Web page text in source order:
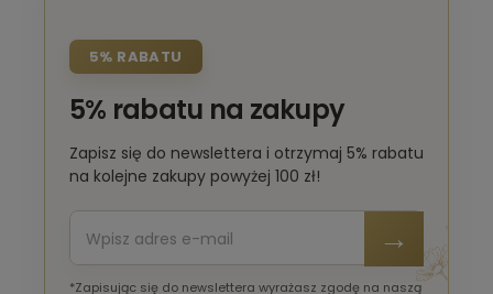
5% RABATU
5% rabatu na zakupy
Zapisz się do newslettera i otrzymaj 5% rabatu
na kolejne zakupy powyżej 100 zł!
*Zapisując się do newslettera wyrażasz zgodę na naszą